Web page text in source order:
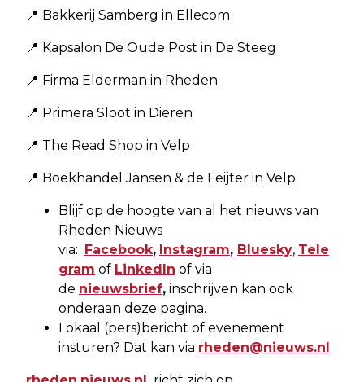
📍 Bakkerij Samberg in Ellecom
📍 Kapsalon De Oude Post in De Steeg
📍 Firma Elderman in Rheden
📍 Primera Sloot in Dieren
📍 The Read Shop in Velp
📍 Boekhandel Jansen & de Feijter in Velp
Blijf op de hoogte van al het nieuws van
Rheden Nieuws
via: Facebook, Instagram, Bluesky, Tele
gram of LinkedIn of via
de nieuwsbrief, inschrijven kan ook
onderaan deze pagina.
Lokaal (pers)bericht of evenement
insturen? Dat kan via rheden@nieuws.nl